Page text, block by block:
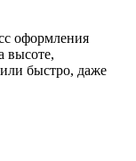
оформления
высоте,
быстро, даже